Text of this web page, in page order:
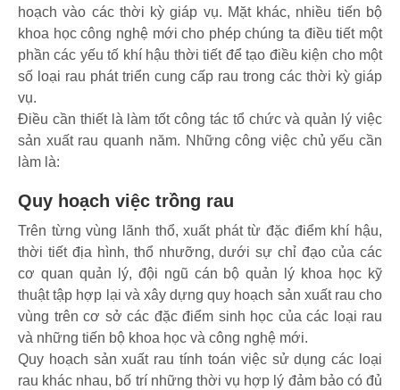
hoạch vào các thời kỳ giáp vụ. Mặt khác, nhiều tiến bộ
khoa học công nghệ mới cho phép chúng ta điều tiết một
phần các yếu tố khí hậu thời tiết để tạo điều kiện cho một
số loại rau phát triển cung cấp rau trong các thời kỳ giáp
vụ.
Điều cần thiết là làm tốt công tác tổ chức và quản lý việc
sản xuất rau quanh năm. Những công việc chủ yếu cần
làm là:
Quy hoạch việc trồng rau
Trên từng vùng lãnh thổ, xuất phát từ đặc điểm khí hậu,
thời tiết địa hình, thổ nhưỡng, dưới sự chỉ đạo của các
cơ quan quản lý, đội ngũ cán bộ quản lý khoa học kỹ
thuật tập hợp lại và xây dựng quy hoạch sản xuất rau cho
vùng trên cơ sở các đặc điểm sinh học của các loại rau
và những tiến bộ khoa học và công nghệ mới.
Quy hoạch sản xuất rau tính toán việc sử dụng các loại
rau khác nhau, bố trí những thời vụ hợp lý đảm bảo có đủ